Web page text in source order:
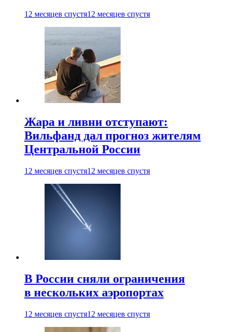
12 месяцев спустя12 месяцев спустя
Жара и ливни отступают:
Вильфанд дал прогноз жителям
Центральной России
12 месяцев спустя12 месяцев спустя
В России сняли ограничения
в нескольких аэропортах
12 месяцев спустя12 месяцев спустя